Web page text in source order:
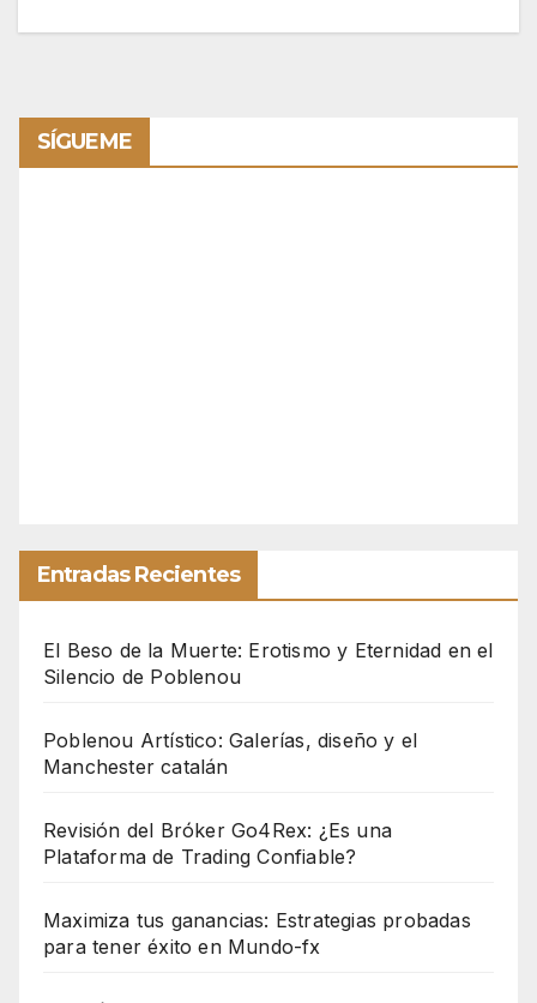
SÍGUEME
Entradas Recientes
El Beso de la Muerte: Erotismo y Eternidad en el
Silencio de Poblenou
Poblenou Artístico: Galerías, diseño y el
Manchester catalán
Revisión del Bróker Go4Rex: ¿Es una
Plataforma de Trading Confiable?
Maximiza tus ganancias: Estrategias probadas
para tener éxito en Mundo-fx